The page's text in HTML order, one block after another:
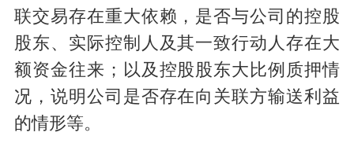
联交易存在重大依赖，是否与公司的控股
股东、实际控制人及其一致行动人存在大
额资金往来；以及控股股东大比例质押情
况，说明公司是否存在向关联方输送利益
的情形等。